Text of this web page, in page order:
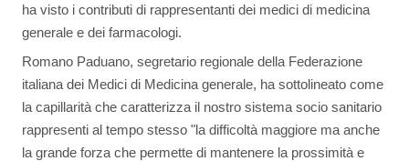
ha visto i contributi di rappresentanti dei medici di medicina
generale e dei farmacologi.
Romano Paduano, segretario regionale della Federazione
italiana dei Medici di Medicina generale, ha sottolineato come
la capillarità che caratterizza il nostro sistema socio sanitario
rappresenti al tempo stesso "la difficoltà maggiore ma anche
la grande forza che permette di mantenere la prossimità e